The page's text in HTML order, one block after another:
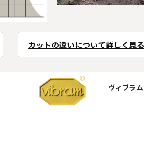
カットの違いについて詳しく見る
ヴィブラム